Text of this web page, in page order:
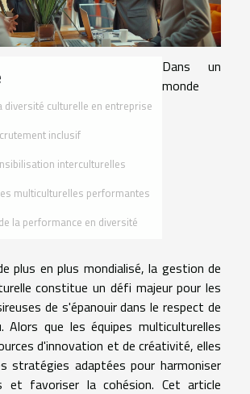
diversité culturelle en entreprise
inclusif
interculturelles
multiculturelles performantes
la performance en diversité
Dans un
monde
plus en plus mondialisé, la gestion de
constitue un défi majeur pour les
de s'épanouir dans le respect de
Alors que les équipes multiculturelles
d'innovation et de créativité, elles
stratégies adaptées pour harmoniser
et favoriser la cohésion. Cet article